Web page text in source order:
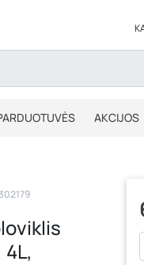
AKCIJOS
4L,